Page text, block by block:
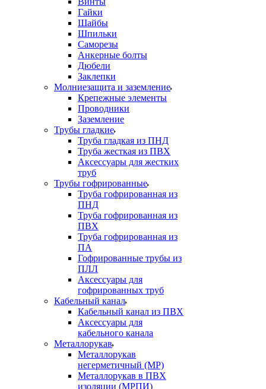
Гайки
Шайбы
Шпильки
Саморезы
Анкерные болты
Дюбели
Заклепки
Молниезащита и заземление
Крепежные элементы
Проводники
Заземление
Трубы гладкие
Труба гладкая из ПНД
Труба жесткая из ПВХ
Аксессуары для жестких
труб
Трубы гофрированные
Труба гофрированная из
ПНД
Труба гофрированная из
ПВХ
Труба гофрированная из
ПА
Гофрированные трубы из
ПЛЛ
Аксессуары для
гофрированных труб
Кабельный канал
Кабельный канал из ПВХ
Аксессуары для
кабельного канала
Металлорукав
Металлорукав
негерметичный (МР)
Металлорукав в ПВХ
изоляции (МРПИ)